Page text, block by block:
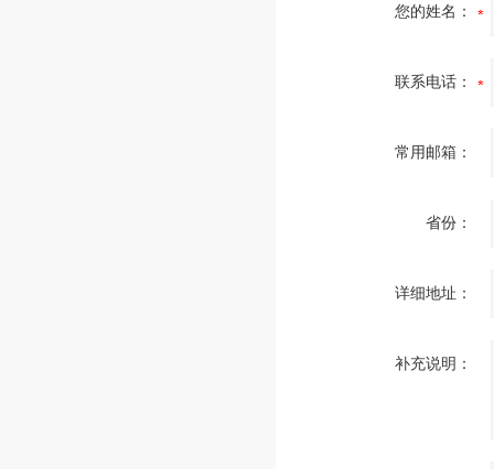
您的姓名：
联系电话：
常用邮箱：
省份：
详细地址：
补充说明：